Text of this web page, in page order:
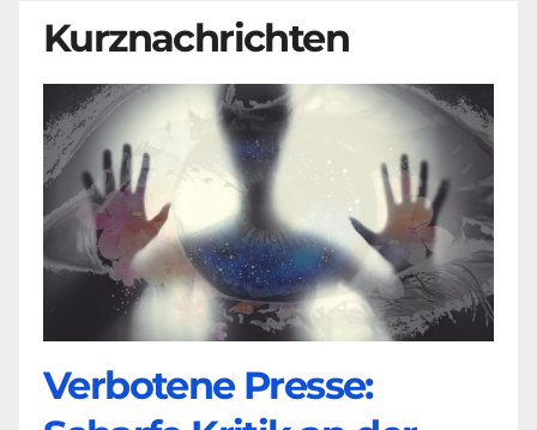
Kurznachrichten
Verbotene Presse: